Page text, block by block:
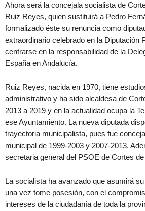
Ahora será la concejala socialista de
Ruiz Reyes, quien sustituirá a Pedro
formalizado éste su renuncia como
extraordinario celebrado en la Diputación
centrarse en la responsabilidad de la
España en Andalucía.
Ruiz Reyes, nacida en 1970, tiene
administrativo y ha sido alcaldesa de
2013 a 2019 y en la actualidad ocupa la
ese Ayuntamiento. La nueva diputada
trayectoria municipalista, pues fue
municipal de 1999-2003 y 2007-2013.
secretaria general del PSOE de Cortes
La socialista ha avanzado que asumirá
una vez tome posesión, con el
intereses de la ciudadanía de toda la